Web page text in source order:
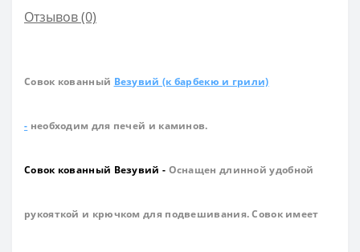
Отзывов (0)
Совок кованный Везувий (к барбекю и грили)
- необходим для печей и каминов.
Совок кованный Везувий - Оснащен длинной удобной
рукояткой и крючком для подвешивания. Совок имеет